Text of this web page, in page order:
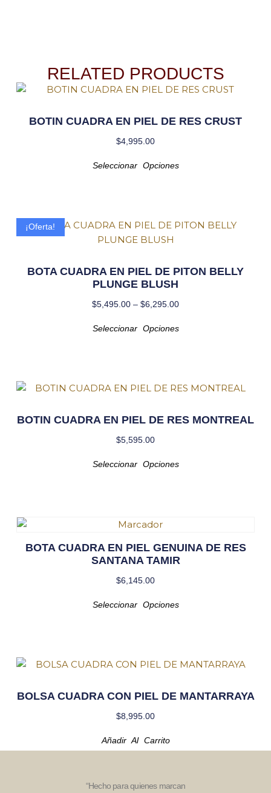
RELATED PRODUCTS
BOTIN CUADRA EN PIEL DE RES CRUST
$4,995.00
Seleccionar Opciones
¡Oferta!
BOTA CUADRA EN PIEL DE PITON BELLY
PLUNGE BLUSH
$5,495.00 – $6,295.00
Seleccionar Opciones
BOTIN CUADRA EN PIEL DE RES MONTREAL
$5,595.00
Seleccionar Opciones
BOTA CUADRA EN PIEL GENUINA DE RES
SANTANA TAMIR
$6,145.00
Seleccionar Opciones
BOLSA CUADRA CON PIEL DE MANTARRAYA
$8,995.00
Añadir Al Carrito
“Hecho para quienes marcan